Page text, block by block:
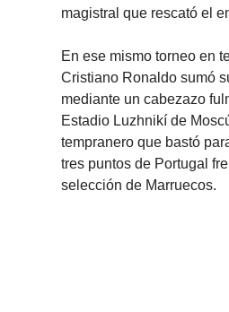
magistral que rescató el
En ese mismo torneo en
Cristiano Ronaldo sumó
mediante un cabezazo
Estadio Luzhnikí de
tempranero que bastó
tres puntos de Portugal
selección de Marruecos.